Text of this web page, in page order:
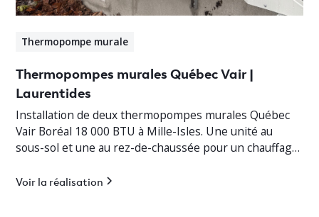
Thermopompe murale
Thermopompes murales Québec Vair |
Laurentides
Installation de deux thermopompes murales Québec
Vair Boréal 18 000 BTU à Mille-Isles. Une unité au
sous-sol et une au rez-de-chaussée pour un chauffage
Voir la réalisation